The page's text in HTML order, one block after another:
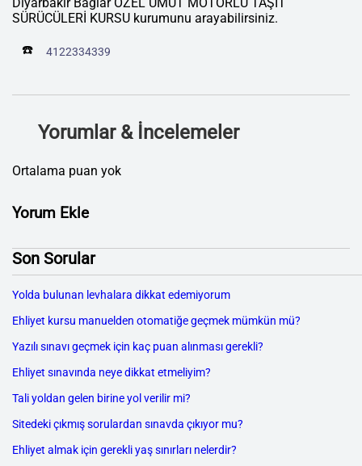
Diyarbakır Bağlar ÖZEL UMUT MOTORLU TAŞIT
SÜRÜCÜLERİ KURSU kurumunu arayabilirsiniz.
☎️ 4122334339
Yorumlar & İncelemeler
Ortalama puan yok
Yorum Ekle
Son Sorular
Yolda bulunan levhalara dikkat edemiyorum
Ehliyet kursu manuelden otomatiğe geçmek mümkün mü?
Yazılı sınavı geçmek için kaç puan alınması gerekli?
Ehliyet sınavında neye dikkat etmeliyim?
Tali yoldan gelen birine yol verilir mi?
Sitedeki çıkmış sorulardan sınavda çıkıyor mu?
Ehliyet almak için gerekli yaş sınırları nelerdir?